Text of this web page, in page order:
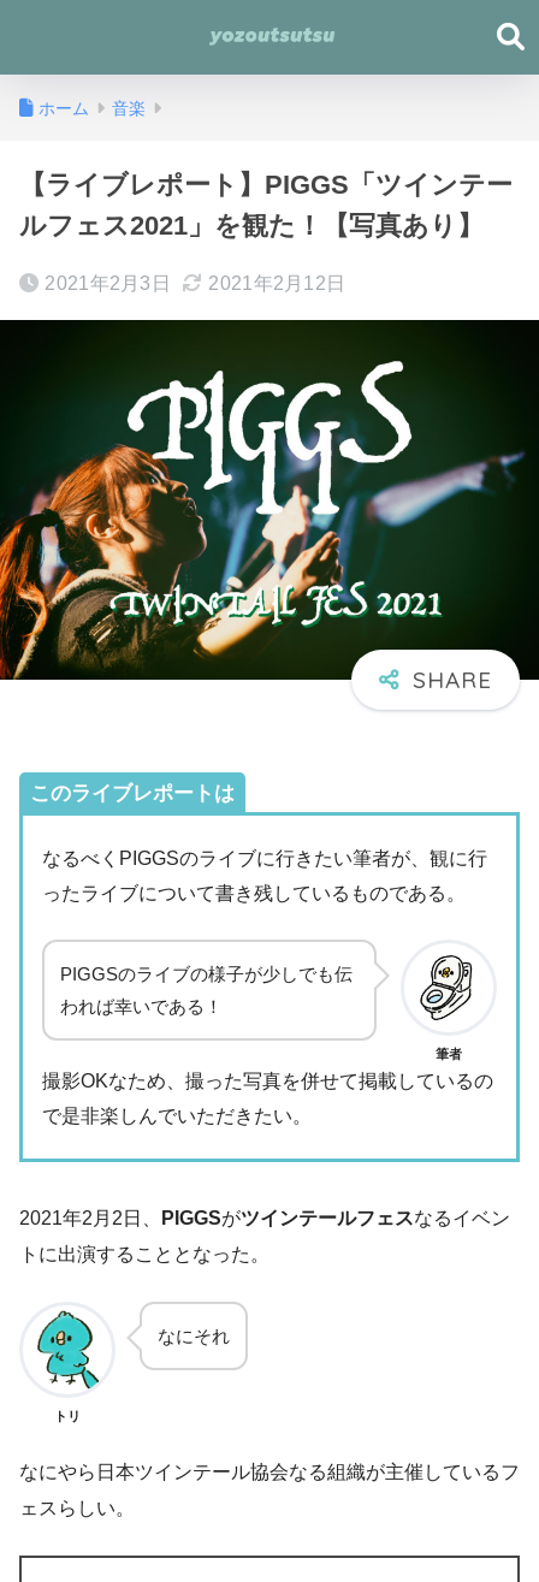
ホーム 音楽
【ライブレポート】PIGGS「ツインテー
ルフェス2021」を観た！【写真あり】
2021年2月3日 2021年2月12日
このライブレポートは
なるべくPIGGSのライブに行きたい筆者が、観に行
ったライブについて書き残しているものである。
PIGGSのライブの様子が少しでも伝
われば幸いである！
筆者
撮影OKなため、撮った写真を併せて掲載しているの
で是非楽しんでいただきたい。
2021年2月2日、 PIGGSがツインテールフェスなるイベン
トに出演することとなった。
トリ
なにそれ
なにやら日本ツインテール協会なる組織が主催しているフ
ェスらしい。